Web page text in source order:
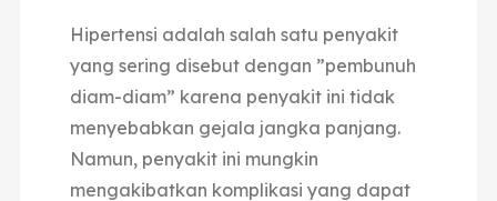
Hipertensi adalah salah satu penyakit
yang sering disebut dengan ”pembunuh
diam-diam” karena penyakit ini tidak
menyebabkan gejala jangka panjang.
Namun, penyakit ini mungkin
mengakibatkan komplikasi yang dapat